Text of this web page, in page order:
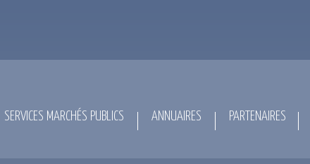
SERVICES MARCHÉS PUBLICS ANNUAIRES PARTENAIRES